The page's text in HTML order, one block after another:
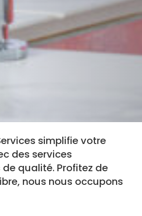
simplifie votre
des services
qualité. Profitez de
nous nous occupons